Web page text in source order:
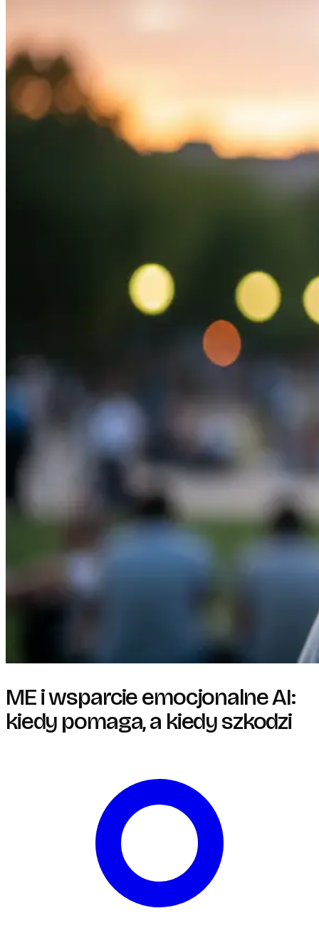
ME i wsparcie emocjonalne AI:
kiedy pomaga, a kiedy szkodzi